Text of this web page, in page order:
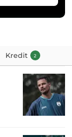
Kredit 2